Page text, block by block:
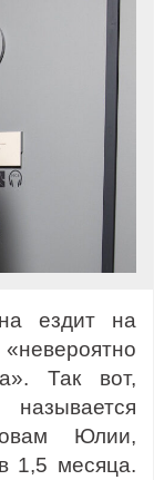
ездит на
Так вот,
Юлии,
1,5 месяца.